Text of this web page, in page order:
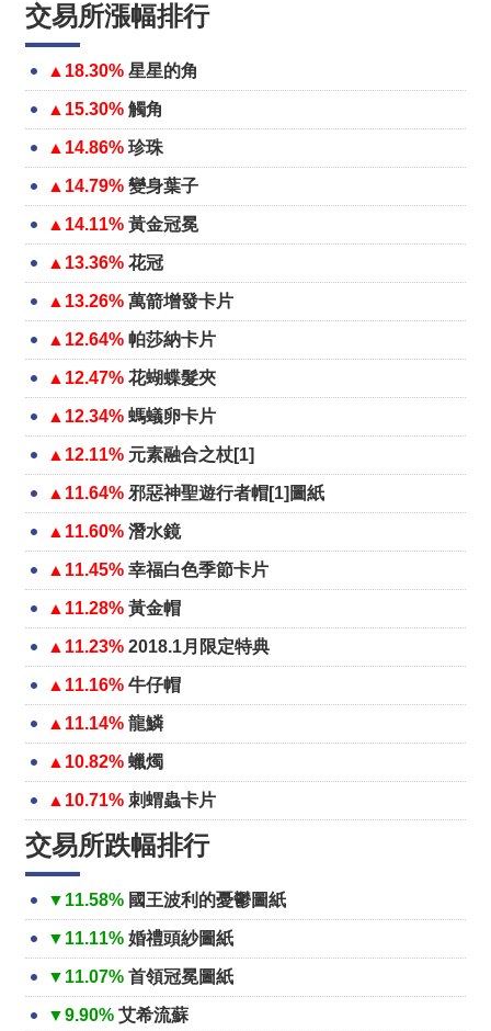
交易所漲幅排行
▲18.30% 星星的角
▲15.30% 觸角
▲14.86% 珍珠
▲14.79% 變身葉子
▲14.11% 黃金冠冕
▲13.36% 花冠
▲13.26% 萬箭增發卡片
▲12.64% 帕莎納卡片
▲12.47% 花蝴蝶髮夾
▲12.34% 螞蟻卵卡片
▲12.11% 元素融合之杖[1]
▲11.64% 邪惡神聖遊行者帽[1]圖紙
▲11.60% 潛水鏡
▲11.45% 幸福白色季節卡片
▲11.28% 黃金帽
▲11.23% 2018.1月限定特典
▲11.16% 牛仔帽
▲11.14% 龍鱗
▲10.82% 蠟燭
▲10.71% 刺蝟蟲卡片
交易所跌幅排行
▼11.58% 國王波利的憂鬱圖紙
▼11.11% 婚禮頭紗圖紙
▼11.07% 首領冠冕圖紙
▼9.90% 艾希流蘇